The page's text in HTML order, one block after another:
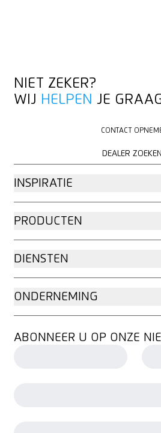
NIET ZEKER?
WIJ HELPEN JE
CONTACT
DEALER ZOEKEN
INSPIRATIE
PRODUCTEN
DIENSTEN
ONDERNEMING
ABONNEER U OP ONZE